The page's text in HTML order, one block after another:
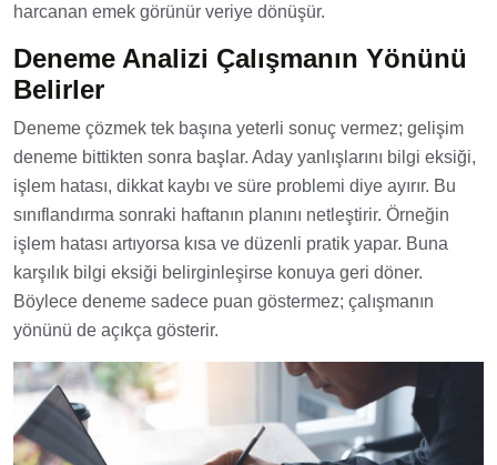
harcanan emek görünür veriye dönüşür.
Deneme Analizi Çalışmanın Yönünü
Belirler
Deneme çözmek tek başına yeterli sonuç vermez; gelişim
deneme bittikten sonra başlar. Aday yanlışlarını bilgi eksiği,
işlem hatası, dikkat kaybı ve süre problemi diye ayırır. Bu
sınıflandırma sonraki haftanın planını netleştirir. Örneğin
işlem hatası artıyorsa kısa ve düzenli pratik yapar. Buna
karşılık bilgi eksiği belirginleşirse konuya geri döner.
Böylece deneme sadece puan göstermez; çalışmanın
yönünü de açıkça gösterir.